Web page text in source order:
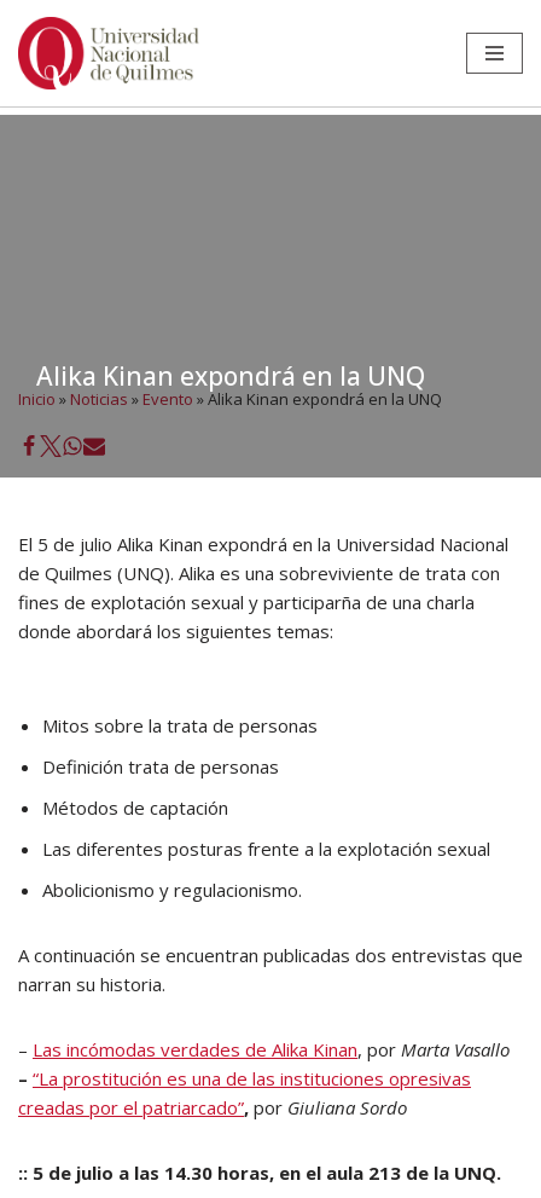
Ir
Alika Kinan expondrá en la UNQ
Inicio » Noticias » Evento »Alika Kinan expondrá en la UNQ
El 5 de julio Alika Kinan expondrá en la Universidad Nacional
de Quilmes (UNQ). Alika es una sobreviviente de trata con
fines de explotación sexual y participarña de una charla
donde abordará los siguientes temas:
Mitos sobre la trata de personas
Definición trata de personas
Métodos de captación
Las diferentes posturas frente a la explotación sexual
Abolicionismo y regulacionismo.
A continuación se encuentran publicadas dos entrevistas que
narran su historia.
– Las incómodas verdades de Alika Kinan, por Marta Vasallo
– “La prostitución es una de las instituciones opresivas
creadas por el patriarcado”, por Giuliana Sordo
:: 5 de julio a las 14.30 horas, en el aula 213 de la UNQ.